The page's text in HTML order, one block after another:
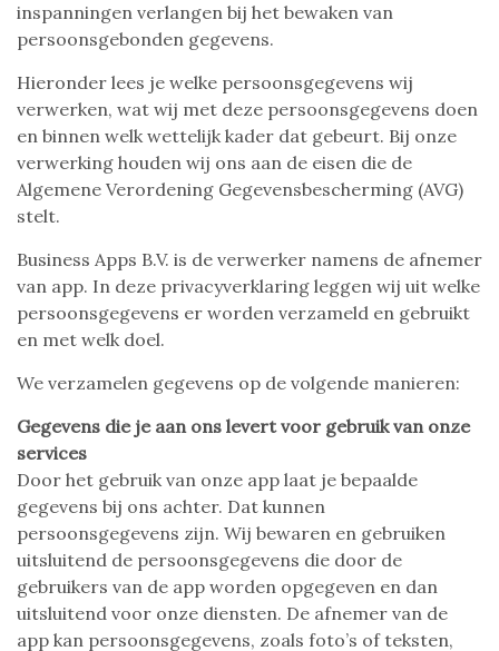
inspanningen verlangen bij het bewaken van
persoonsgebonden gegevens.
Hieronder lees je welke persoonsgegevens wij
verwerken, wat wij met deze persoonsgegevens doen
en binnen welk wettelijk kader dat gebeurt. Bij onze
verwerking houden wij ons aan de eisen die de
Algemene Verordening Gegevensbescherming (AVG)
stelt.
Business Apps B.V. is de verwerker namens de afnemer
van app. In deze privacyverklaring leggen wij uit welke
persoonsgegevens er worden verzameld en gebruikt
en met welk doel.
We verzamelen gegevens op de volgende manieren:
Gegevens die je aan ons levert voor gebruik van onze
services
Door het gebruik van onze app laat je bepaalde
gegevens bij ons achter. Dat kunnen
persoonsgegevens zijn. Wij bewaren en gebruiken
uitsluitend de persoonsgegevens die door de
gebruikers van de app worden opgegeven en dan
uitsluitend voor onze diensten. De afnemer van de
app kan persoonsgegevens, zoals foto’s of teksten,